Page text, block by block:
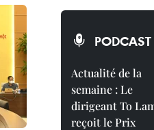
PODCAST
Actualité de la
semaine : Le
dirigeant To
reçoit le Prix